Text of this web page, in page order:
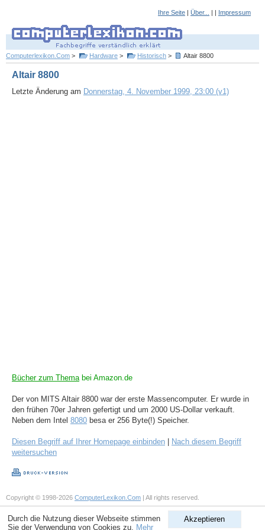
Ihre Seite | Über... | | Impressum
Computerlexikon.Com > Hardware > Historisch > Altair 8800
Altair 8800
Letzte Änderung am Donnerstag, 4. November 1999, 23:00 (v1)
Bücher zum Themabei Amazon.de
Der von MITS Altair 8800 war der erste Massencomputer. Er wurde in
den frühen 70er Jahren gefertigt und um 2000 US-Dollar verkauft.
Neben dem Intel 8080 besa er 256 Byte(!) Speicher.
Diesen Begriff auf Ihrer Homepage einbinden
Nach diesem Begriff
weitersuchen
Akzeptieren
Durch die Nutzung dieser Webseite stimmen
Sie der Verwendung von Cookies zu. Mehr
Copyright © 1998-2026 ComputerLexikon.Com | All rights reserved.